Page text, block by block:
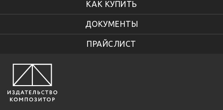
КАК КУПИТЬ
ДОКУМЕНТЫ
ПРАЙСЛИСТ